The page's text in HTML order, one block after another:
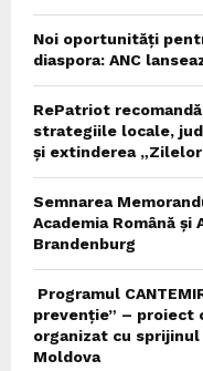
Noi oportunități
diaspora: ANC
RePatriot
strategiile locale,
și extinderea
Semnarea
Academia Română
Brandenburg
Programul
prevenție” – proiect
organizat cu sprijinul
Moldova